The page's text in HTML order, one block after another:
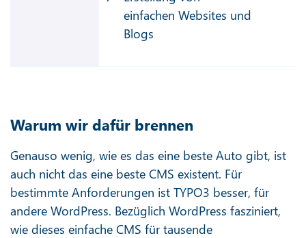
einfachen Websites und
Blogs
Warum wir dafür brennen
Genauso wenig, wie es das eine beste Auto gibt, ist
auch nicht das eine beste CMS existent. Für
bestimmte Anforderungen ist TYPO3 besser, für
andere WordPress. Bezüglich WordPress fasziniert,
wie dieses einfache CMS für tausende